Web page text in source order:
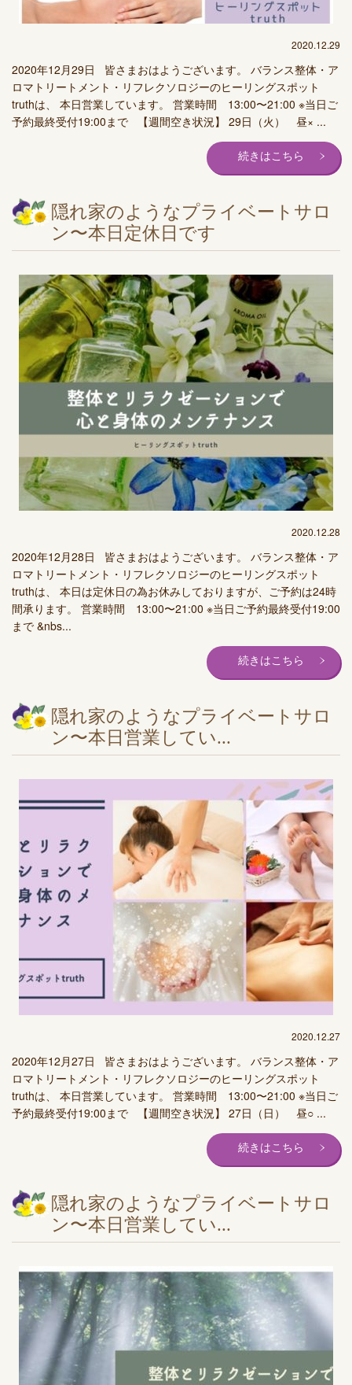
2020.12.29
2020年12月29日 皆さまおはようございます。 バランス整体・ア
ロマトリートメント・リフレクソロジーのヒーリングスポット
truthは、 本日営業しています。 営業時間 13:00〜21:00 ※当日ご
予約最終受付19:00まで 【週間空き状況】 29日（火） 昼× ...
続きはこちら
隠れ家のようなプライベートサロ
ン〜本日定休日です
2020.12.28
2020年12月28日 皆さまおはようございます。 バランス整体・ア
ロマトリートメント・リフレクソロジーのヒーリングスポット
truthは、 本日は定休日の為お休みしておりますが、ご予約は24時
間承ります。 営業時間 13:00〜21:00 ※当日ご予約最終受付19:00
まで &nbs...
続きはこちら
隠れ家のようなプライベートサロ
ン〜本日営業してい...
2020.12.27
2020年12月27日 皆さまおはようございます。 バランス整体・ア
ロマトリートメント・リフレクソロジーのヒーリングスポット
truthは、 本日営業しています。 営業時間 13:00〜21:00 ※当日ご
予約最終受付19:00まで 【週間空き状況】 27日（日） 昼○ ...
続きはこちら
隠れ家のようなプライベートサロ
ン〜本日営業してい...